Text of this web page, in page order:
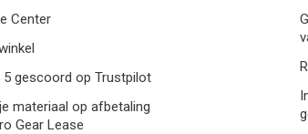
Center
5 gescoord op Trustpilot
materiaal op afbetaling
Gear Lease